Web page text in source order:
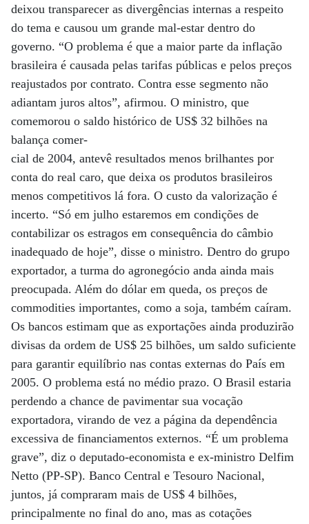
deixou transparecer as divergências internas a respeito
do tema e causou um grande mal-estar dentro do
governo. “O problema é que a maior parte da inflação
brasileira é causada pelas tarifas públicas e pelos preços
reajustados por contrato. Contra esse segmento não
adiantam juros altos”, afirmou. O ministro, que
comemorou o saldo histórico de US$ 32 bilhões na
balança comer-
cial de 2004, antevê resultados menos brilhantes por
conta do real caro, que deixa os produtos brasileiros
menos competitivos lá fora. O custo da valorização é
incerto. “Só em julho estaremos em condições de
contabilizar os estragos em consequência do câmbio
inadequado de hoje”, disse o ministro. Dentro do grupo
exportador, a turma do agronegócio anda ainda mais
preocupada. Além do dólar em queda, os preços de
commodities importantes, como a soja, também caíram.
Os bancos estimam que as exportações ainda produzirão
divisas da ordem de US$ 25 bilhões, um saldo suficiente
para garantir equilíbrio nas contas externas do País em
2005. O problema está no médio prazo. O Brasil estaria
perdendo a chance de pavimentar sua vocação
exportadora, virando de vez a página da dependência
excessiva de financiamentos externos. “É um problema
grave”, diz o deputado-economista e ex-ministro Delfim
Netto (PP-SP). Banco Central e Tesouro Nacional,
juntos, já compraram mais de US$ 4 bilhões,
principalmente no final do ano, mas as cotações